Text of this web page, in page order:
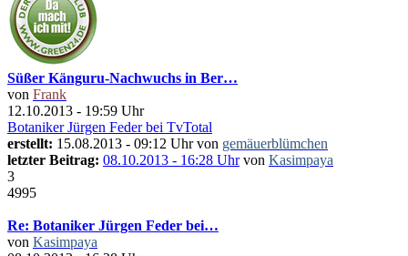
Süßer Känguru-Nachwuchs in Ber…
von Frank
12.10.2013 - 19:59 Uhr
Botaniker Jürgen Feder bei TvTotal
erstellt: 15.08.2013 - 09:12 Uhr von gemäuerblümchen
letzter Beitrag: 08.10.2013 - 16:28 Uhrvon Kasimpaya
3
4995
Re: Botaniker Jürgen Feder bei…
von Kasimpaya